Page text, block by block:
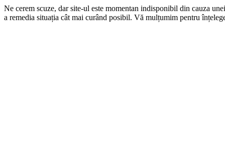
Ne cerem scuze, dar site-ul este momentan indisponibil din cauza
a remedia situația cât mai curând posibil. Vă mulțumim pentru